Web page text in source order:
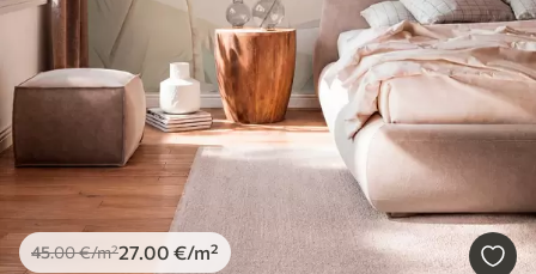
45.00€/m²27 .00 €/m²